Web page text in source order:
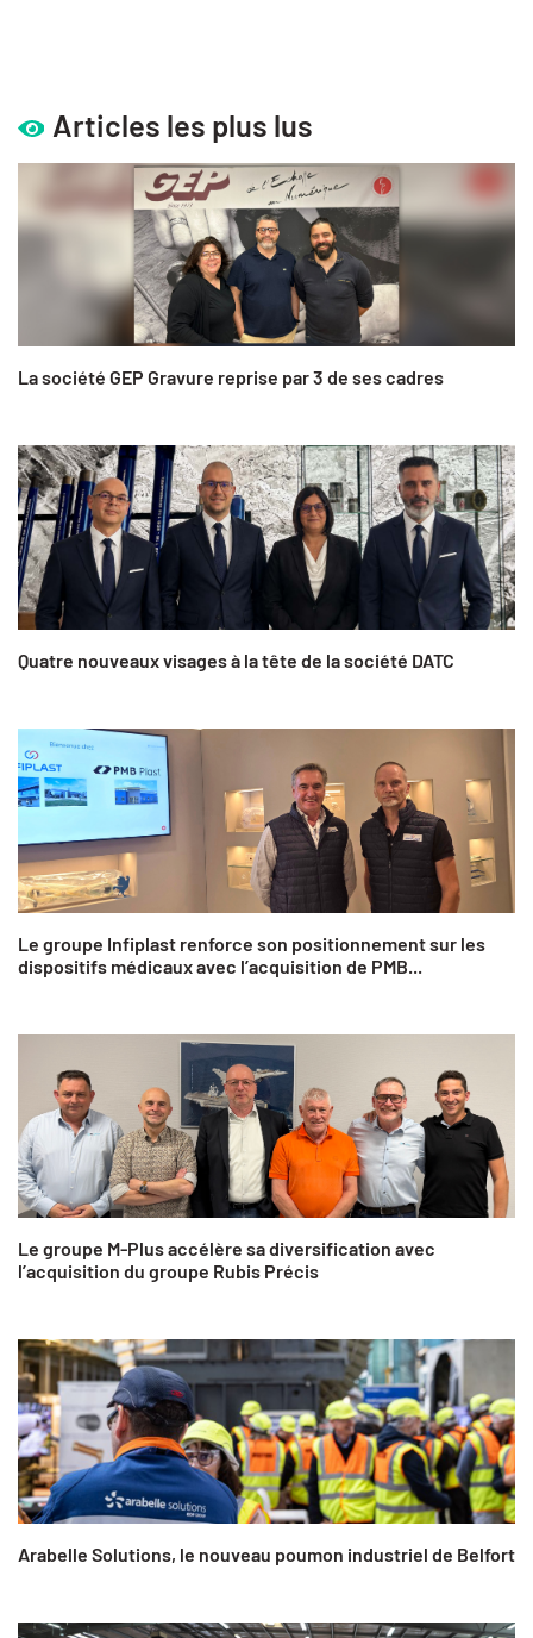
Articles les plus lus
La société GEP Gravure reprise par 3 de ses cadres
Quatre nouveaux visages à la tête de la société DATC
Le groupe Infiplast renforce son positionnement sur les
dispositifs médicaux avec l’acquisition de PMB...
Le groupe M-Plus accélère sa diversification avec
l’acquisition du groupe Rubis Précis
Arabelle Solutions, le nouveau poumon industriel de Belfort